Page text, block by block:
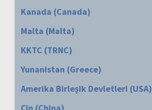
Kanada (Canada)
Malta (Malta)
KKTC (TRNC)
Yunanistan (Greece)
Amerika Birleşik Devletleri (USA)
Çin (China)